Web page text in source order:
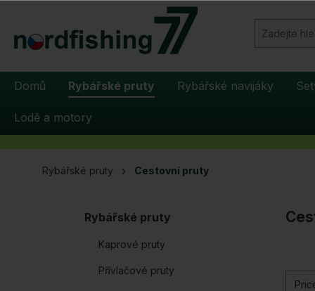
Přeskočit na hlavní navigaci
Domů Rybářské pruty Rybářské navijáky
Lodě a motory
Rybářské pruty Cestovní pruty
Rybářské pruty
Kaprové pruty
Přívlačové pruty